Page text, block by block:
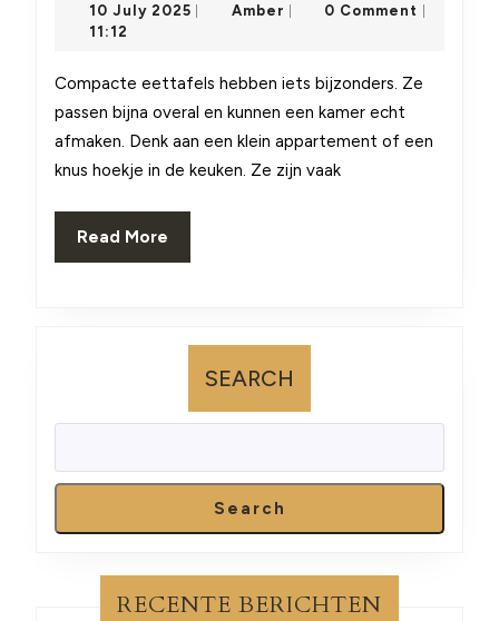
perfecte
eettafel:
compact,
uittrekbaar
groot?
10 July 2025 10
Amber Amber0 Comment
11:12
Compacte eettafels hebben iets bijzonders. Ze
passen bijna overal en kunnen een kamer echt
afmaken. Denk aan een klein appartement of een
knus hoekje in de keuken. Ze zijn vaak
Read More
More
SEARCH
Search
RECENTE BERICHTEN